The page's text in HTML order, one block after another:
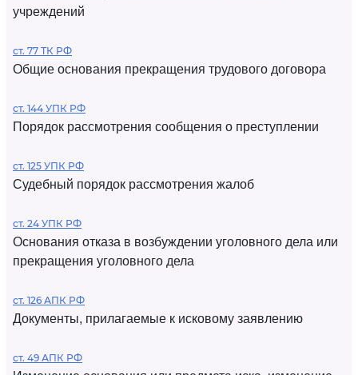
учреждений
ст. 77 ТК РФ
Общие основания прекращения трудового договора
ст. 144 УПК РФ
Порядок рассмотрения сообщения о преступлении
ст. 125 УПК РФ
Судебный порядок рассмотрения жалоб
ст. 24 УПК РФ
Основания отказа в возбуждении уголовного дела или
прекращения уголовного дела
ст. 126 АПК РФ
Документы, прилагаемые к исковому заявлению
ст. 49 АПК РФ